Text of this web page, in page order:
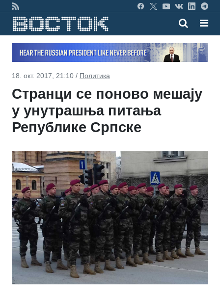
18. окт. 2017, 21:10 / Политика
Странци се поново мешају
у унутрашња питања
Републике Српске